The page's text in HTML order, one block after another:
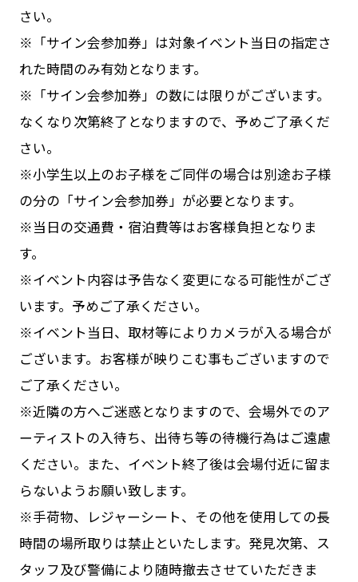
さい。
※「サイン会参加券」は対象イベント当日の指定さ
れた時間のみ有効となります。
※「サイン会参加券」の数には限りがございます。
なくなり次第終了となりますので、予めご了承くだ
さい。
※小学生以上のお子様をご同伴の場合は別途お子様
の分の「サイン会参加券」が必要となります。
※当日の交通費・宿泊費等はお客様負担となりま
す。
※イベント内容は予告なく変更になる可能性がござ
います。予めご了承ください。
※イベント当日、取材等によりカメラが入る場合が
ございます。お客様が映りこむ事もございますので
ご了承ください。
※近隣の方へご迷惑となりますので、会場外でのア
ーティストの入待ち、出待ち等の待機行為はご遠慮
ください。また、イベント終了後は会場付近に留ま
らないようお願い致します。
※手荷物、レジャーシート、その他を使用しての長
時間の場所取りは禁止といたします。発見次第、ス
タッフ及び警備により随時撤去させていただきま